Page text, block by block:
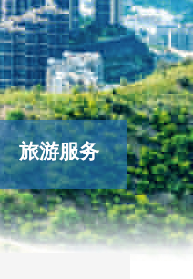
旅游服务